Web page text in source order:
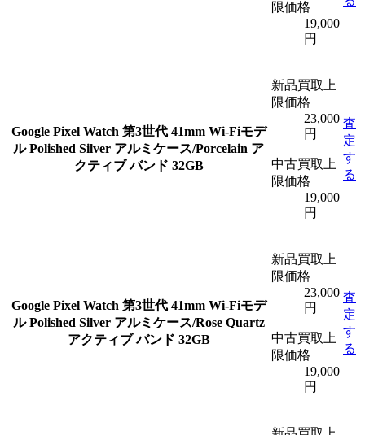
限価格
19,000
円
Google Pixel Watch 第3世代 41mm Wi-Fiモデ
ル Polished Silver アルミケース/Porcelain ア
クティブ バンド 32GB
新品買取上
限価格
23,000
円
中古買取上
限価格
19,000
円
査
定
す
る
Google Pixel Watch 第3世代 41mm Wi-Fiモデ
ル Polished Silver アルミケース/Rose Quartz
アクティブ バンド 32GB
新品買取上
限価格
23,000
円
中古買取上
限価格
19,000
円
査
定
す
る